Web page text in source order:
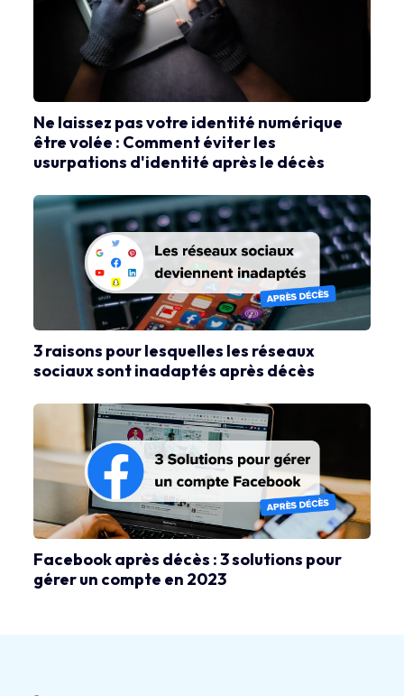
Ne laissez pas votre identité numérique
être volée : Comment éviter les
usurpations d'identité après le décès
3 raisons pour lesquelles les réseaux
sociaux sont inadaptés après décès
Facebook après décès : 3 solutions pour
gérer un compte en 2023